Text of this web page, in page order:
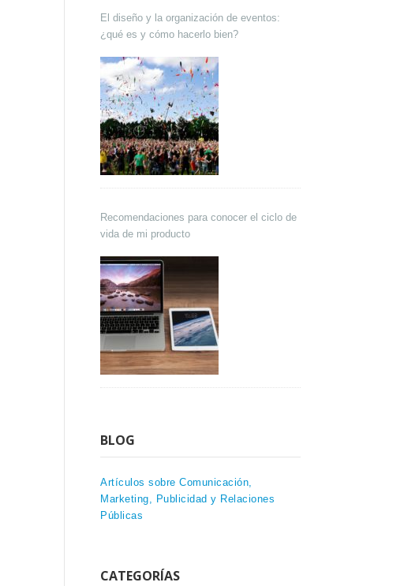
El diseño y la organización de eventos:
¿qué es y cómo hacerlo bien?
Recomendaciones para conocer el ciclo de
vida de mi producto
BLOG
Artículos sobre Comunicación,
Marketing, Publicidad y Relaciones
Públicas
CATEGORÍAS